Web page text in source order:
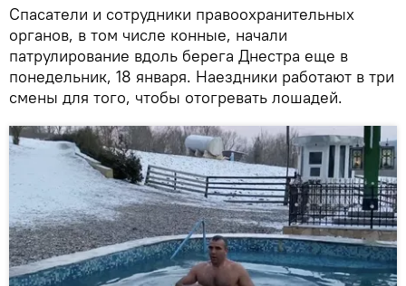
Спасатели и сотрудники правоохранительных
органов, в том числе конные, начали
патрулирование вдоль берега Днестра еще в
понедельник, 18 января. Наездники работают в три
смены для того, чтобы отогревать лошадей.